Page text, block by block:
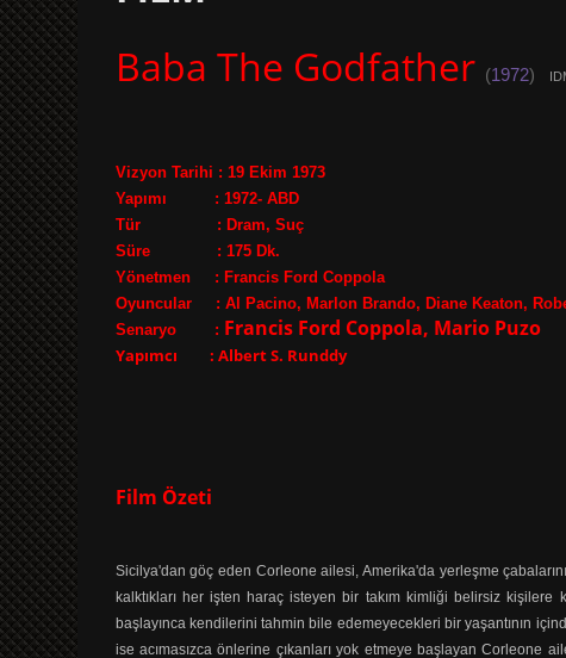
Baba The Godfather (1972)
Vizyon Tarihi : 19 Ekim 1973
Yapımı : 1972- ABD
Tür : Dram, Suç
Süre : 175 Dk.
Yönetmen : Francis Ford Coppola
Oyuncular : Al Pacino, Marlon Brando, Diane Keaton,
Senaryo : Francis Ford Coppola, Mario Puzo
Yapımcı : Albert S. Runddy
Film Özeti
Sicilya'dan göç eden Corleone ailesi, Amerika'da yerleşme
kalktıkları her işten haraç isteyen bir takım kimliği belirsiz
başlayınca kendilerini tahmin bile edemeyecekleri bir yaşantının
ise acımasızca önlerine çıkanları yok etmeye başlayan Corleone